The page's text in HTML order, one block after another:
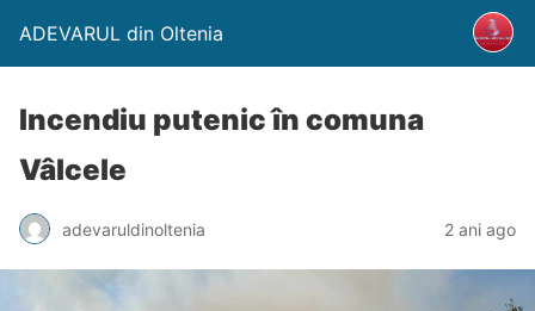
ADEVARUL din Oltenia
Incendiu putenic în comuna
Vâlcele
adevaruldinoltenia 2 ani ago